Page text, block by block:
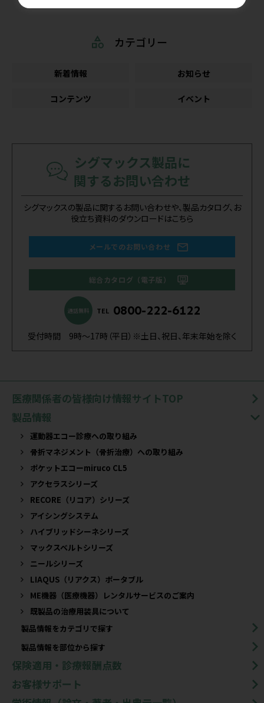
カテゴリー
新着情報 お知らせ
コンテンツ イベント
シグマックス製品に
関するお問い合わせ
シグマックスの製品に関するお問い合わせや、製品カタログ、お
役立ち資料のダウンロードはこちら
メールでのお問い合わせ
総合カタログ（電子版）
通話無料 TEL 0800-222-6122
受付時間 9時～17時（平日）※土日、祝日、年末年始を除く
医療関係者の皆様向け情報サイトTOP
製品情報
運動器エコー診療への取り組み
骨折マネジメント（骨折治療）への取り組み
ポケットエコーmiruco CL5
アクセラスシリーズ
RECORE（リコア）シリーズ
アイシングシステム
ハイブリッドシーネシリーズ
マックスベルトシリーズ
ニールシリーズ
LIAQUS（リアクス）ポータブル
ME機器（医療機器）レンタルサービスのご案内
既製品の治療用装具について​
製品情報をカテゴリで探す
製品情報を部位から探す
保険適用・診療報酬点数
お客様サポート